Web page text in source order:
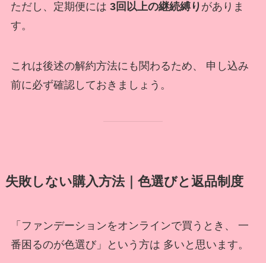
ただし、定期便には 3回以上の継続縛り がありま
す。
これは後述の解約方法にも関わるため、 申し込み
前に必ず確認しておきましょう。
失敗しない購入方法｜色選びと返品制度
「ファンデーションをオンラインで買うとき、 一
番困るのが色選び」という方は 多いと思います。